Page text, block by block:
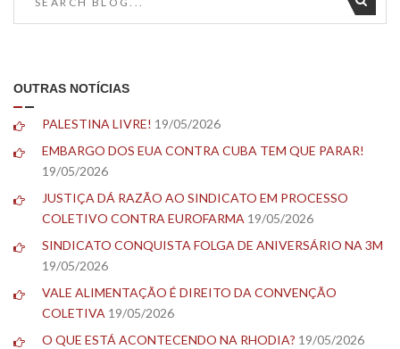
OUTRAS NOTÍCIAS
PALESTINA LIVRE! 19/05/2026
EMBARGO DOS EUA CONTRA CUBA TEM QUE PARAR!
19/05/2026
JUSTIÇA DÁ RAZÃO AO SINDICATO EM PROCESSO
COLETIVO CONTRA EUROFARMA 19/05/2026
SINDICATO CONQUISTA FOLGA DE ANIVERSÁRIO NA 3M
19/05/2026
VALE ALIMENTAÇÃO É DIREITO DA CONVENÇÃO
COLETIVA 19/05/2026
O QUE ESTÁ ACONTECENDO NA RHODIA? 19/05/2026